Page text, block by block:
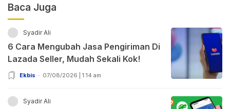
Baca Juga
Syadir Ali
6 Cara Mengubah Jasa Pengiriman Di
Lazada Seller, Mudah Sekali Kok!
Ekbis 07/08/2026 | 1:14 am
Syadir Ali